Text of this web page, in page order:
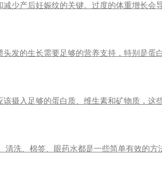
少产后妊娠纹的关键。过度的体重增长
发的生长需要足够的营养支持，特别是
摄入足够的蛋白质、维生素和矿物质，这
洗、棉签、眼药水都是一些简单有效的